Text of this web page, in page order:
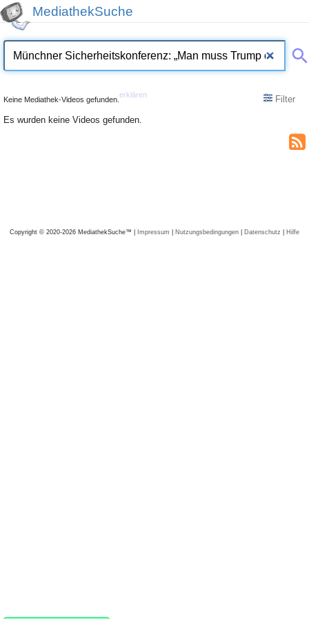
MediathekSuche
Keine Mediathek-Videos gefunden.
erklären
Filter
Es wurden keine Videos gefunden.
Copyright © 2020-2026 MediathekSuche™ | Impressum | Nutzungsbedingungen | Datenschutz | Hilfe